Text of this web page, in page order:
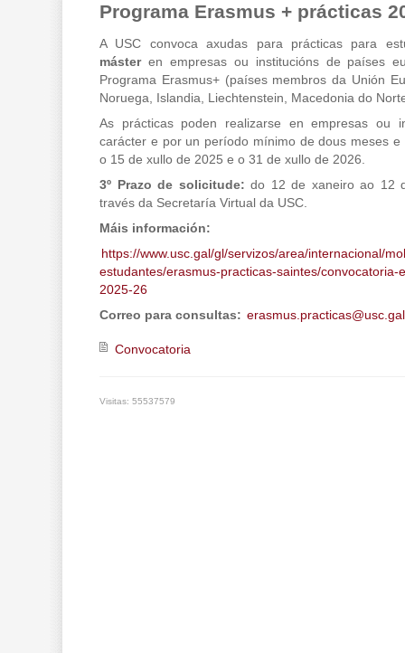
Programa Erasmus + prácticas
A USC convoca axudas para prácticas para
máster en empresas ou institucións de países
Programa Erasmus+ (países membros da Unión
Noruega, Islandia, Liechtenstein, Macedonia do
As prácticas poden realizarse en empresas ou
carácter e por un período mínimo de dous meses e
o 15 de xullo de 2025 e o 31 de xullo de 2026.
3º Prazo de solicitude: do 12 de xaneiro ao 12
través da Secretaría Virtual da USC.
Máis información:
https://www.usc.gal/gl/servizos/area/internacional/
estudantes/erasmus-practicas-saintes/convocatoria-
2025-26
Correo para consultas: erasmus.practicas@usc.gal
Convocatoria
Visitas: 55537579